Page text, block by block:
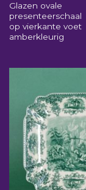
Glazen ovale
presenteerschaal
op vierkante voet
amberkleurig